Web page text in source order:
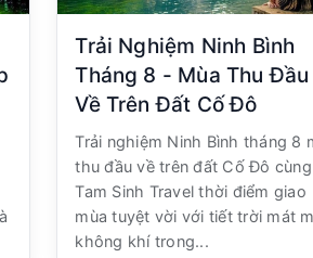
Trải Nghiệm Ninh Bình
Tháng 8 - Mùa Thu Đầu
Về Trên Đất Cố Đô
Trải nghiệm Ninh Bình tháng 8
thu đầu về trên đất Cố Đô cùng
Tam Sinh Travel thời điểm giao
mùa tuyệt vời với tiết trời mát
không khí trong...